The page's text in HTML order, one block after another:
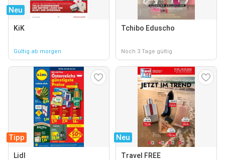
Neu
KiK
Gültig ab morgen
Tchibo Eduscho
Noch 3 Tage gültig
Tipp
Lidl
Neu
Travel FREE